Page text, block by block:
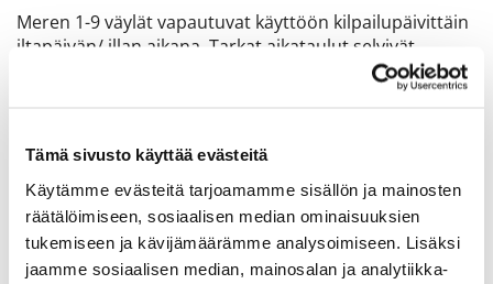
Tämä sivusto käyttää evästeitä
Käytämme evästeitä tarjoamamme sisällön ja mainosten
räätälöimiseen, sosiaalisen median ominaisuuksien
tukemiseen ja kävijämäärämme analysoimiseen. Lisäksi
jaamme sosiaalisen median, mainosalan ja analytiikka-
Meren 1-9 väylät vapautuvat käyttöön kilpailupäivittäin
iltapäivän/ illan aikana. Tarkat aikataulut selvivät
jotta ei tule päällekkäisiä varauksia.